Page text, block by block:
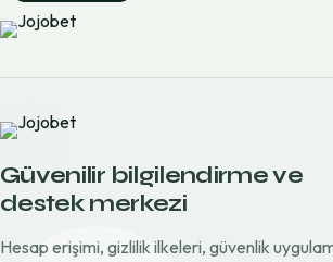
Güvenilir bilgilendirme ve
destek merkezi
Hesap erişimi, gizlilik ilkeleri, güvenlik